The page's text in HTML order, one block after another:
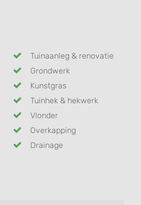
Tuinaanleg & renovatie
Grondwerk
Kunstgras
Tuinhek & hekwerk
Vlonder
Overkapping
Drainage